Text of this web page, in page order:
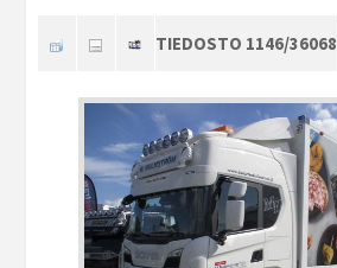
TIEDOSTO 1146/36068